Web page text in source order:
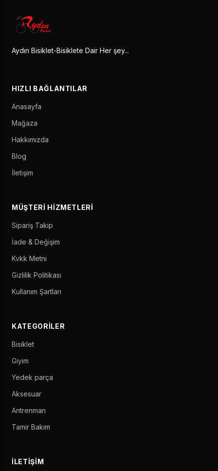
Aydın Bisiklet-Bisiklete Dair Her şey...
HIZLI BAĞLANTILAR
Anasayfa
Mağaza
Hakkımızda
Blog
İletişim
MÜŞTERI HIZMETLERI
Sipariş Takip
İade & Değişim
Kvkk Metni
Gizlilik Politikası
Kullanım Şartları
KATEGORILER
Bisiklet
Giyim
Yedek parça
Aksesuar
Antrenman
Tamir Bakım
İLETIŞIM